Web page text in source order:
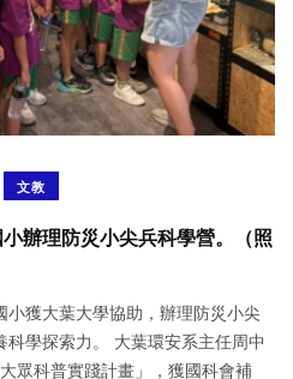
文教
辦理防災小尖兵科學營。（照
小獲大葉大學協助，辦理防災小尖
學探索力。 大葉環安系主任周中
眾科普實踐計畫」，獲國科會補